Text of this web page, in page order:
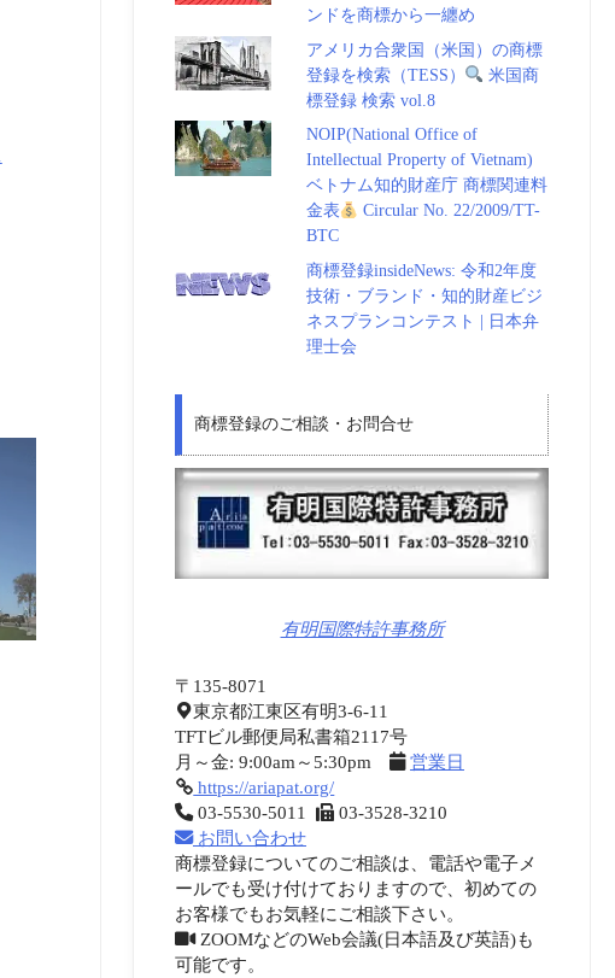
ンドを商標から一纏め
アメリカ合衆国（米国）の商標
登録を検索（TESS）
米国商
標登録 検索 vol.8
NOIP(National Office of
Intellectual Property of Vietnam)
ベトナム知的財産庁 商標関連料
金表
Circular No. 22/2009/TT-
BTC
商標登録insideNews: 令和2年度
技術・ブランド・知的財産ビジ
ネスプランコンテスト | 日本弁
理士会
商標登録のご相談・お問合せ
有明国際特許事務所
〒135-8071
東京都江東区有明3-6-11
TFTビル郵便局私書箱2117号
月～金: 9:00am～5:30pm
営業日
https://ariapat.org/
03-5530-5011
03-3528-3210
お問い合わせ
商標登録についてのご相談は、電話や電子メ
ールでも受け付けておりますので、初めての
お客様でもお気軽にご相談下さい。
ZOOMなどのWeb会議(日本語及び英語)も
可能です。